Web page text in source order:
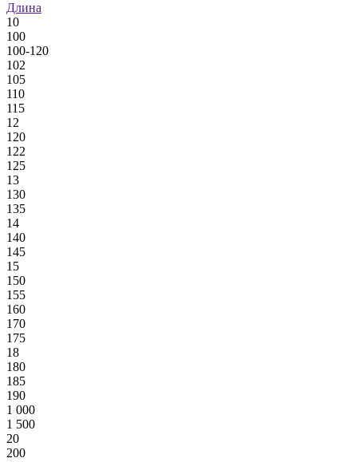
Длина
10
100
100-120
102
105
110
115
12
120
122
125
13
130
135
14
140
145
15
150
155
160
170
175
18
180
185
190
1 000
1 500
20
200